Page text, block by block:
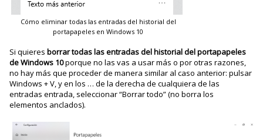
Cómo eliminar todas las entradas del historial del
portapapeles en Windows 10
Si quieresborrar todas las entradas del historial del portapapeles
de Windows 10porque no las vas a usar más o por otras razones,
no hay más que proceder de manera similar al caso anterior: pulsar
Windows + V, y en los … de la derecha de cualquiera de las
entradas entrada, seleccionar “Borrar todo” (no borra los
elementos anclados).